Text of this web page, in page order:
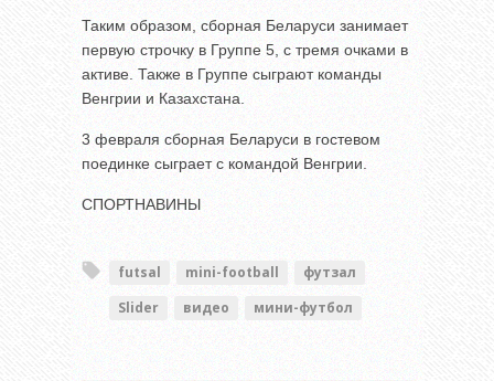
Таким образом, сборная Беларуси занимает
первую строчку в Группе 5, с тремя очками в
активе. Также в Группе сыграют команды
Венгрии и Казахстана.
3 февраля сборная Беларуси в гостевом
поединке сыграет с командой Венгрии.
СПОРТНАВИНЫ
futsal mini-football
футзал
Slider
видео мини-футбол